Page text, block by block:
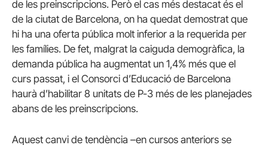
de les preinscripcions. Però el cas més destacat és el
de la ciutat de Barcelona, on ha quedat demostrat que
hi ha una oferta pública molt inferior a la requerida per
les famílies. De fet, malgrat la caiguda demogràfica, la
demanda pública ha augmentat un 1,4% més que el
curs passat, i el Consorci d’Educació de Barcelona
haurà d’habilitar 8 unitats de P-3 més de les planejades
abans de les preinscripcions.
Aquest canvi de tendència –en cursos anteriors se